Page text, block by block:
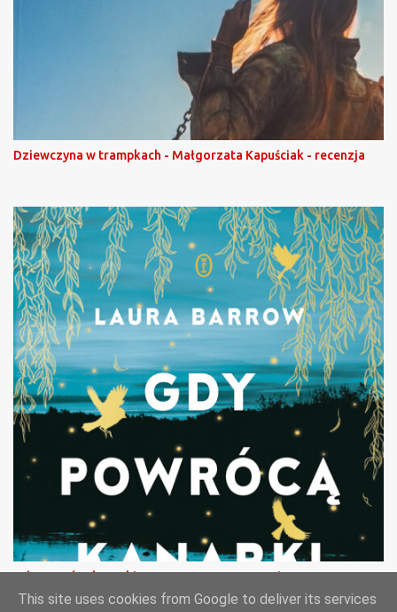
Dziewczyna w trampkach - Małgorzata Kapuściak - recenzja
Gdy powrócą kanarki - Laura Barrow - recenzja
This site uses cookies from Google to deliver its services